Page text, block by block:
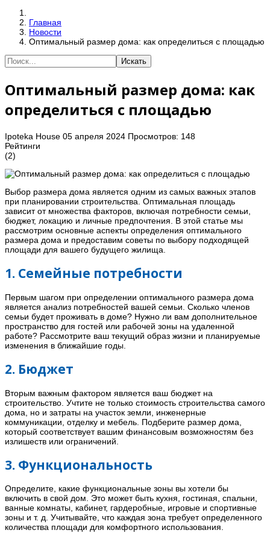
Главная
Новости
Оптимальный размер дома: как определиться с площадью
Искать
Оптимальный размер дома: как
определиться с площадью
Ipoteka House 05 апреля 2024 Просмотров: 148
Рейтинги
(2)
Выбор размера дома является одним из самых важных этапов
при планировании строительства. Оптимальная площадь
зависит от множества факторов, включая потребности семьи,
бюджет, локацию и личные предпочтения. В этой статье мы
рассмотрим основные аспекты определения оптимального
размера дома и предоставим советы по выбору подходящей
площади для вашего будущего жилища.
1. Семейные потребности
Первым шагом при определении оптимального размера дома
является анализ потребностей вашей семьи. Сколько членов
семьи будет проживать в доме? Нужно ли вам дополнительное
пространство для гостей или рабочей зоны на удаленной
работе? Рассмотрите ваш текущий образ жизни и планируемые
изменения в ближайшие годы.
2. Бюджет
Вторым важным фактором является ваш бюджет на
строительство. Учтите не только стоимость строительства самого
дома, но и затраты на участок земли, инженерные
коммуникации, отделку и мебель. Подберите размер дома,
который соответствует вашим финансовым возможностям без
излишеств или ограничений.
3. Функциональность
Определите, какие функциональные зоны вы хотели бы
включить в свой дом. Это может быть кухня, гостиная, спальни,
ванные комнаты, кабинет, гардеробные, игровые и спортивные
зоны и т. д. Учитывайте, что каждая зона требует определенного
количества площади для комфортного использования.